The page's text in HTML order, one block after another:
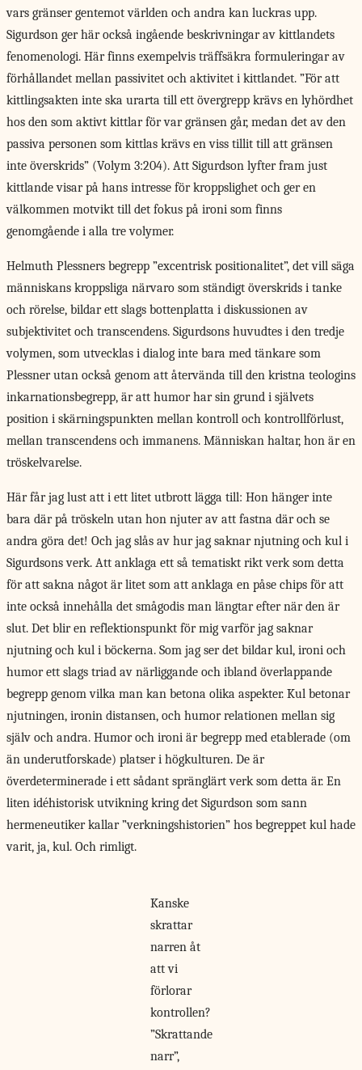
vars gränser gentemot världen och andra kan luckras upp.
Sigurdson ger här också ingående beskrivningar av kittlandets
fenomenologi. Här finns exempelvis träffsäkra formuleringar av
förhållandet mellan passivitet och aktivitet i kittlandet. ”För att
kittlingsakten inte ska urarta till ett övergrepp krävs en lyhördhet
hos den som aktivt kittlar för var gränsen går, medan det av den
passiva personen som kittlas krävs en viss tillit till att gränsen
inte överskrids” (Volym 3:204). Att Sigurdson lyfter fram just
kittlande visar på hans intresse för kroppslighet och ger en
välkommen motvikt till det fokus på ironi som finns
genomgående i alla tre volymer.
Helmuth Plessners begrepp ”excentrisk positionalitet”, det vill säga
människans kroppsliga närvaro som ständigt överskrids i tanke
och rörelse, bildar ett slags bottenplatta i diskussionen av
subjektivitet och transcendens. Sigurdsons huvudtes i den tredje
volymen, som utvecklas i dialog inte bara med tänkare som
Plessner utan också genom att återvända till den kristna teologins
inkarnationsbegrepp, är att humor har sin grund i självets
position i skärningspunkten mellan kontroll och kontrollförlust,
mellan transcendens och immanens. Människan haltar, hon är en
tröskelvarelse.
Här får jag lust att i ett litet utbrott lägga till: Hon hänger inte
bara där på tröskeln utan hon njuter av att fastna där och se
andra göra det! Och jag slås av hur jag saknar njutning och kul i
Sigurdsons verk. Att anklaga ett så tematiskt rikt verk som detta
för att sakna något är litet som att anklaga en påse chips för att
inte också innehålla det smågodis man längtar efter när den är
slut. Det blir en reflektionspunkt för mig varför jag saknar
njutning och kul i böckerna. Som jag ser det bildar kul, ironi och
humor ett slags triad av närliggande och ibland överlappande
begrepp genom vilka man kan betona olika aspekter. Kul betonar
njutningen, ironin distansen, och humor relationen mellan sig
själv och andra. Humor och ironi är begrepp med etablerade (om
än underutforskade) platser i högkulturen. De är
överdeterminerade i ett sådant spränglärt verk som detta är. En
liten idéhistorisk utvikning kring det Sigurdson som sann
hermeneutiker kallar ”verkningshistorien” hos begreppet kul hade
varit, ja, kul. Och rimligt.
Kanske
skrattar
narren åt
att vi
förlorar
kontrollen?
”Skrattande
narr”,